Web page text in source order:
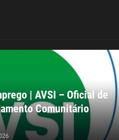
| AVSI – Oficial de
Comunitário